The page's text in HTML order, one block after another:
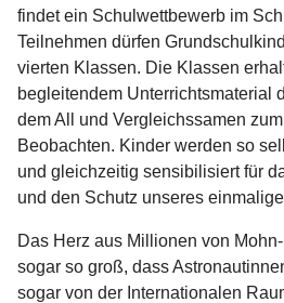
findet ein Schulwettbewerb im
Teilnehmen dürfen
vierten Klassen. Die Klassen
begleitendem Unterrichtsmaterial
dem All und Vergleichssamen
Beobachten. Kinder werden so
und gleichzeitig sensibilisiert für
und den Schutz unseres
Das Herz aus Millionen von
sogar so groß, dass
sogar von der Internationalen